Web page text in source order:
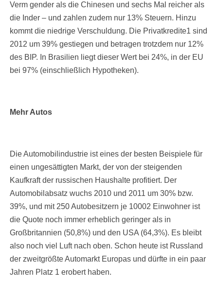
Verm gender als die Chinesen und sechs Mal reicher als
die Inder – und zahlen zudem nur 13% Steuern. Hinzu
kommt die niedrige Verschuldung. Die Privatkredite1 sind
2012 um 39% gestiegen und betragen trotzdem nur 12%
des BIP. In Brasilien liegt dieser Wert bei 24%, in der EU
bei 97% (einschließlich Hypotheken).
Mehr Autos
Die Automobilindustrie ist eines der besten Beispiele für
einen ungesättigten Markt, der von der steigenden
Kaufkraft der russischen Haushalte profitiert. Der
Automobilabsatz wuchs 2010 und 2011 um 30% bzw.
39%, und mit 250 Autobesitzern je 10002 Einwohner ist
die Quote noch immer erheblich geringer als in
Großbritannien (50,8%) und den USA (64,3%). Es bleibt
also noch viel Luft nach oben. Schon heute ist Russland
der zweitgrößte Automarkt Europas und dürfte in ein paar
Jahren Platz 1 erobert haben.